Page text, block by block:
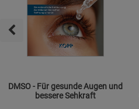
DMSO - Für gesunde Augen und
bessere Sehkraft